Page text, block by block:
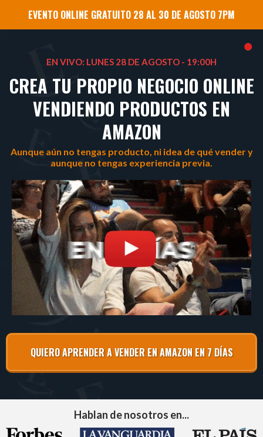
EVENTO ONLINE GRATUITO 28 AL 30 DE AGOSTO 7PM
EN VIVO: LUNES 28 DE AGOSTO - 19:00H
CREA TU PROPIO NEGOCIO ONLINE
VENDIENDO PRODUCTOS EN
AMAZON
Aunque aún no tengas producto, ni idea de qué vender y
aunque no tengas experiencia previa.
QUIERO APRENDER A VENDER EN AMAZON EN 7 DÍAS
Hablan de nosotros en...